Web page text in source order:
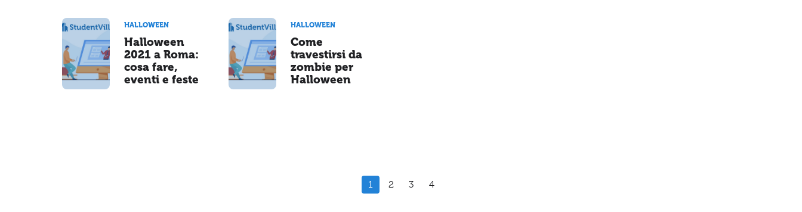
HALLOWEEN
Halloween
2021 a Roma:
cosa fare,
eventi e feste
HALLOWEEN
Come
travestirsi da
zombie per
Halloween
1 2 3 4